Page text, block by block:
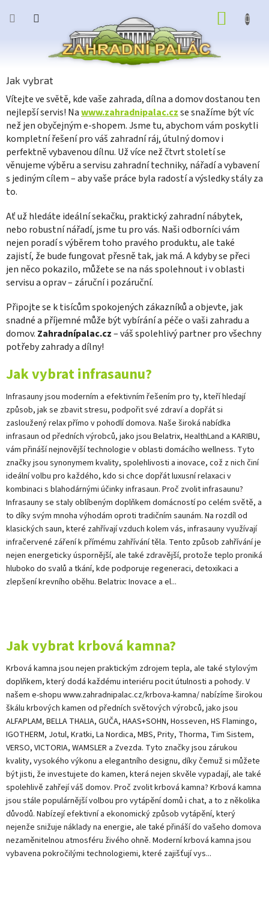
Jak vybrat
Vítejte ve světě, kde vaše zahrada, dílna a domov dostanou ten
nejlepší servis! Nawww.zahradnipalac.czse snažíme být víc
než jen obyčejným e-shopem. Jsme tu, abychom vám poskytli
kompletní řešení pro váš zahradní ráj, útulný domov i
perfektně vybavenou dílnu. Už více než čtvrt století se
věnujeme výběru a servisu zahradní techniky, nářadí a vybavení
s jediným cílem – aby vaše práce byla radostí a výsledky stály za
to.
Ať už hledáte ideální sekačku, praktický zahradní nábytek,
nebo robustní nářadí, jsme tu pro vás. Naši odborníci vám
nejen poradí s výběrem toho pravého produktu, ale také
zajistí, že bude fungovat přesně tak, jak má. A kdyby se přeci
jen něco pokazilo, můžete se na nás spolehnout i v oblasti
servisu a oprav – záruční i pozáruční.
Připojte se k tisícům spokojených zákazníků a objevte, jak
snadné a příjemné může být vybírání a péče o vaši zahradu a
domov. Zahradnípalac.cz– váš spolehlivý partner pro všechny
potřeby zahrady a dílny!
V
p
i
s
č
l
á
n
k
ů
Jak vybrat infrasaunu?
Infrasauny jsou moderním a efektivním řešením pro ty, kteří hledají
způsob, jak se zbavit stresu, podpořit své zdraví a dopřát si
zasloužený relax přímo v pohodlí domova. Naše široká nabídka
infrasaun od předních výrobců, jako jsou Belatrix, HealthLand a KARIBU,
vám přináší nejnovější technologie v oblasti domácího wellness. Tyto
značky jsou synonymem kvality, spolehlivosti a inovace, což z nich činí
ideální volbu pro každého, kdo si chce dopřát luxusní relaxaci v
kombinaci s blahodárnými účinky infrasaun. Proč zvolit infrasaunu?
Infrasauny se staly oblíbeným doplňkem domácností po celém světě, a
to díky svým mnoha výhodám oproti tradičním saunám. Na rozdíl od
klasických saun, které zahřívají vzduch kolem vás, infrasauny využívají
infračervené záření k přímému zahřívání těla. Tento způsob zahřívání je
nejen energeticky úspornější, ale také zdravější, protože teplo proniká
hluboko do svalů a tkání, kde podporuje regeneraci, detoxikaci a
zlepšení krevního oběhu. Belatrix: Inovace a el...
Jak vybrat krbová kamna?
Krbová kamna jsou nejen praktickým zdrojem tepla, ale také stylovým
doplňkem, který dodá každému interiéru pocit útulnosti a pohody. V
našem e-shopu www.zahradnipalac.cz/krbova-kamna/ nabízíme širokou
škálu krbových kamen od předních světových výrobců, jako jsou
ALFAPLAM, BELLA THALIA, GUČA, HAAS+SOHN, Hosseven, HS Flamingo,
IGOTHERM, Jotul, Kratki, La Nordica, MBS, Prity, Thorma, Tim Sistem,
VERSO, VICTORIA, WAMSLER a Zvezda. Tyto značky jsou zárukou
kvality, vysokého výkonu a elegantního designu, díky čemuž si můžete
být jisti, že investujete do kamen, která nejen skvěle vypadají, ale také
spolehlivě zahřejí váš domov. Proč zvolit krbová kamna? Krbová kamna
jsou stále populárnější volbou pro vytápění domů i chat, a to z několika
důvodů. Nabízejí efektivní a ekonomický způsob vytápění, který
nejenže snižuje náklady na energie, ale také přináší do vašeho domova
nezaměnitelnou atmosféru živého ohně. Moderní krbová kamna jsou
vybavena pokročilými technologiemi, které zajišťují vys...